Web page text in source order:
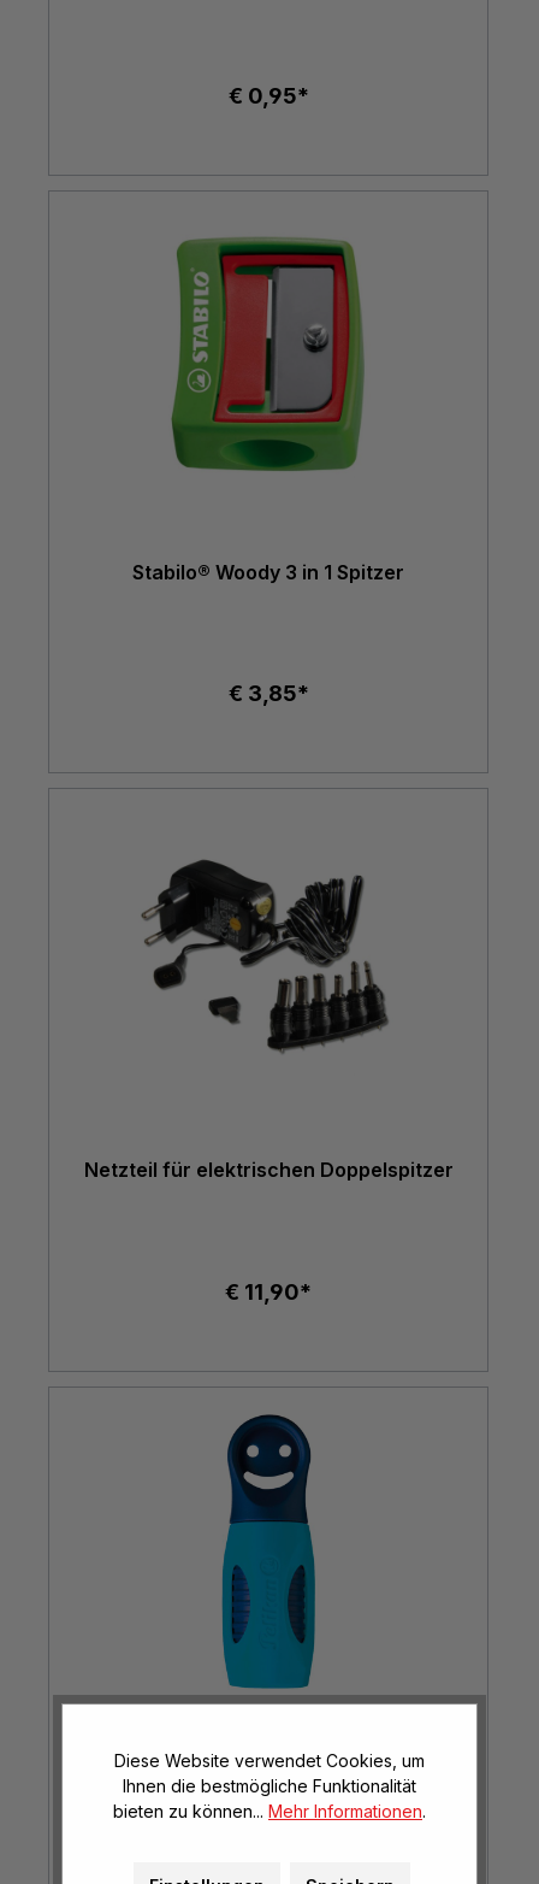
€ 0,95*
Stabilo® Woody 3 in 1 Spitzer
€ 3,85*
Netzteil für elektrischen Doppelspitzer
€ 11,90*
griffix® Anspitzer Oceanblue
Diese Website verwendet Cookies, um
Ihnen die bestmögliche Funktionalität
bieten zu können... Mehr Informationen.